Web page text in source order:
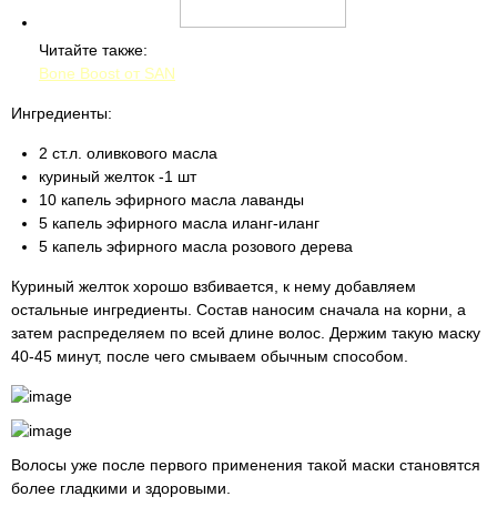
Читайте также:
Bone Boost от SAN
Ингредиенты:
2 ст.л. оливкового масла
куриный желток -1 шт
10 капель эфирного масла лаванды
5 капель эфирного масла иланг-иланг
5 капель эфирного масла розового дерева
Куриный желток хорошо взбивается, к нему добавляем
остальные ингредиенты. Состав наносим сначала на корни, а
затем распределяем по всей длине волос. Держим такую маску
40-45 минут, после чего смываем обычным способом.
Волосы уже после первого применения такой маски становятся
более гладкими и здоровыми.